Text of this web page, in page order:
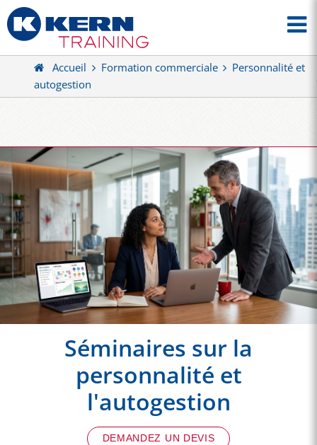
Accueil Formation commerciale
Personnalité et
autogestion
Séminaires sur la
personnalité et
l'autogestion
DEMANDEZ UN DEVIS